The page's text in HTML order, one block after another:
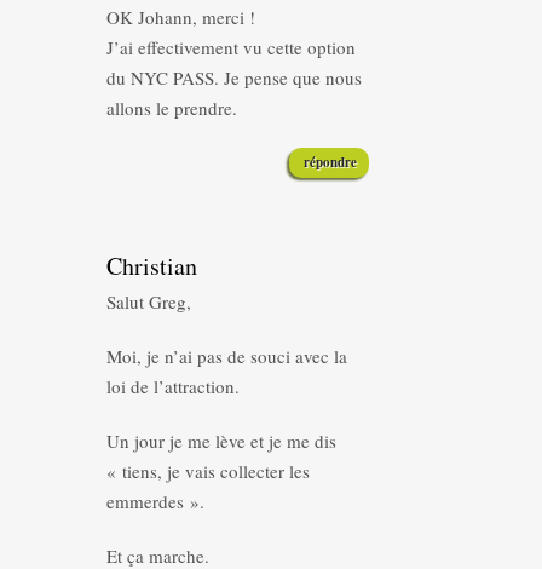
OK Johann, merci !
J’ai effectivement vu cette option
du NYC PASS. Je pense que nous
allons le prendre.
répondre
Christian
Salut Greg,
Moi, je n’ai pas de souci avec la
loi de l’attraction.
Un jour je me lève et je me dis
« tiens, je vais collecter les
emmerdes ».
Et ça marche.